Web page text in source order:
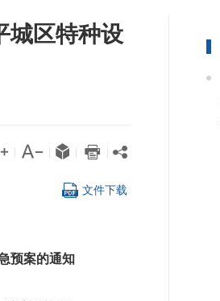
城区特种设
   
 文件下载
预案的通知